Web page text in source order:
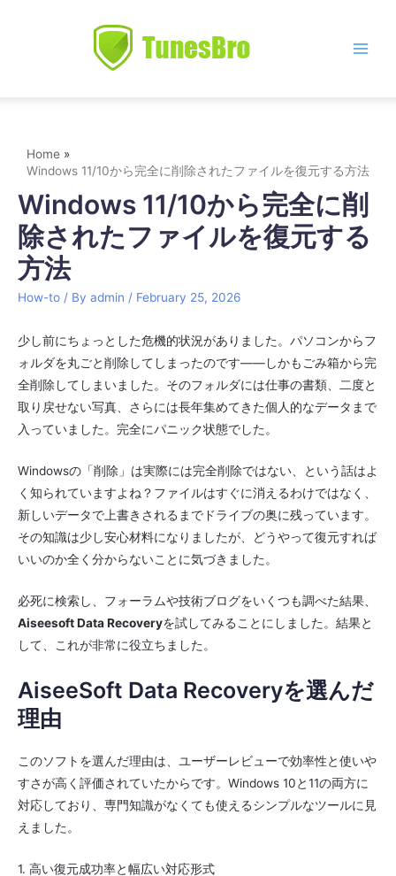
Home
Windows 11/10から完全に削除されたファイルを復元する方法
Windows 11/10から完全に削
除されたファイルを復元する
方法
How-to / By admin / February 25, 2026
少し前にちょっとした危機的状況がありました。パソコンからフ
ォルダを丸ごと削除してしまったのです――しかもごみ箱から完
全削除してしまいました。そのフォルダには仕事の書類、二度と
取り戻せない写真、さらには長年集めてきた個人的なデータまで
入っていました。完全にパニック状態でした。
Windowsの「削除」は実際には完全削除ではない、という話はよ
く知られていますよね？ファイルはすぐに消えるわけではなく、
新しいデータで上書きされるまでドライブの奥に残っています。
その知識は少し安心材料になりましたが、どうやって復元すれば
いいのか全く分からないことに気づきました。
必死に検索し、フォーラムや技術ブログをいくつも調べた結果、
Aiseesoft Data Recoveryを試してみることにしました。結果と
して、これが非常に役立ちました。
AiseeSoft Data Recoveryを選んだ
理由
このソフトを選んだ理由は、ユーザーレビューで効率性と使いや
すさが高く評価されていたからです。Windows 10と11の両方に
対応しており、専門知識がなくても使えるシンプルなツールに見
えました。
1. 高い復元成功率と幅広い対応形式